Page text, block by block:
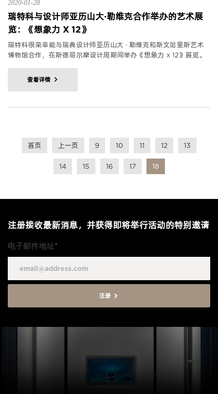
2020-01-28
瑞特科与设计师亚历山大·勒维克合作举办的艺术展
览：《想象力 X 12》
瑞特科很荣幸能与瑞典设计师亚历山大 · 勒维克和斯文哈里斯艺术
博物馆合作，在斯德哥尔摩设计周期间举办《想象力 x 12》展览。
查看详情
首页 上一页 9 10 11 12 13
14 15 16 17 18
注册接收最新消息，并获得即将举行活动的特别邀请
电子邮件地址*
注册